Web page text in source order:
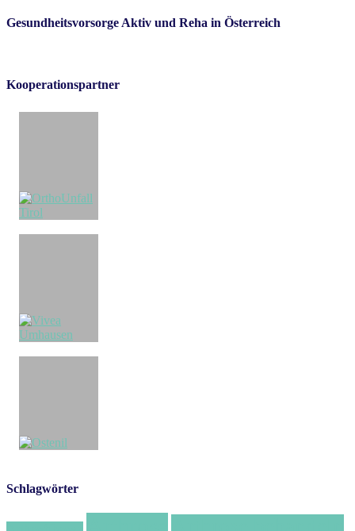
Gesundheitsvorsorge Aktiv und Reha in Österreich
Kooperationspartner
Schlagwörter